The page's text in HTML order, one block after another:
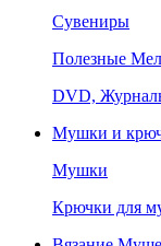
Сувениры
Полезные
DVD,
Мушки и
Мушки
Крючки для